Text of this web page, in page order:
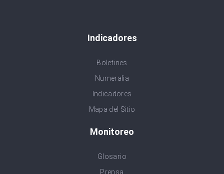
Indicadores
Boletines
Numeralia
Indicadores
Mapa del Sitio
Monitoreo
Glosario
Prensa